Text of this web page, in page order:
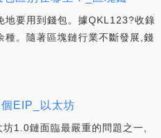
地要用到錢包。據QKL123?收錄
。隨著區塊鏈行業不斷發展,錢
EIP_以太坊
1.0鏈面臨最嚴重的問題之一,